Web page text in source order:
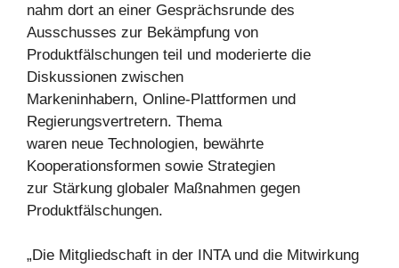
nahm dort an einer Gesprächsrunde des
Ausschusses zur Bekämpfung von
Produktfälschungen teil und moderierte die
Diskussionen zwischen
Markeninhabern, Online-Plattformen und
Regierungsvertretern. Thema
waren neue Technologien, bewährte
Kooperationsformen sowie Strategien
zur Stärkung globaler Maßnahmen gegen
Produktfälschungen.
„Die Mitgliedschaft in der INTA und die Mitwirkung